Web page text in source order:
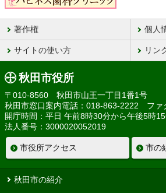
著作権 個人
サイトの使い方 リン
秋田市役所
〒010-8560 秋田市山王一丁目1番1号
秋田市窓口案内電話：018-863-2222 ファ
開庁時間：平日 午前8時30分から午後5時
法人番号：3000020052019
市役所アクセス 市の
秋田市の紹介